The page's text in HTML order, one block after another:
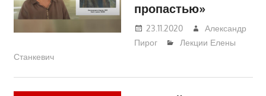
пропастью»
23.11.2020
Александр
Пирог
Лекции Елены
Станкевич